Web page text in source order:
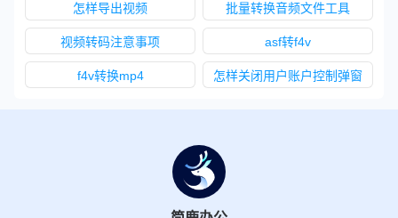
怎样导出视频 批量转换音频文件工具
视频转码注意事项 asf转f4v
f4v转换mp4 怎样关闭用户账户控制弹窗